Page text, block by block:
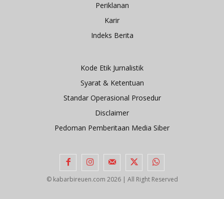
Periklanan
Karir
Indeks Berita
Kode Etik Jurnalistik
Syarat & Ketentuan
Standar Operasional Prosedur
Disclaimer
Pedoman Pemberitaan Media Siber
© kabarbireuen.com 2026 | All Right Reserved